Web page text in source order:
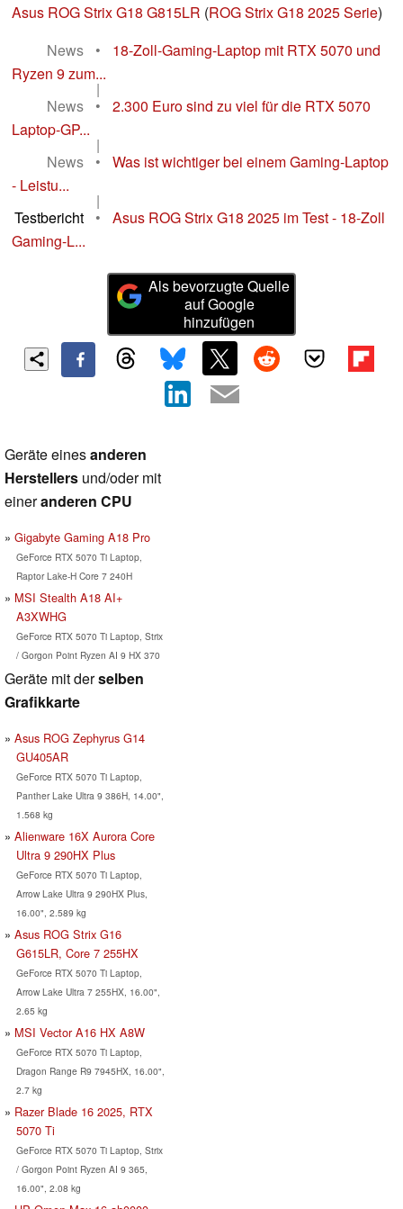
Asus ROG Strix G18 G815LR (ROG Strix G18 2025 Serie)
News
•
18-Zoll-Gaming-Laptop mit RTX 5070 und
Ryzen 9 zum...
|
News
•
2.300 Euro sind zu viel für die RTX 5070
Laptop-GP...
|
News
•
Was ist wichtiger bei einem Gaming-Laptop
- Leistu...
|
Testbericht
•
Asus ROG Strix G18 2025 im Test - 18-Zoll
Gaming-L...
Als bevorzugte Quelle
auf Google
hinzufügen
Geräte einesanderen
Herstellers und/oder mit
eineranderen CPU
Gigabyte Gaming A18 Pro
GeForce RTX 5070 Ti Laptop,
Raptor Lake-H Core 7 240H
MSI Stealth A18 AI+
A3XWHG
GeForce RTX 5070 Ti Laptop, Strix
/ Gorgon Point Ryzen AI 9 HX 370
Geräte mit derselben
Grafikkarte
Asus ROG Zephyrus G14
GU405AR
GeForce RTX 5070 Ti Laptop,
Panther Lake Ultra 9 386H, 14.00",
1.568 kg
Alienware 16X Aurora Core
Ultra 9 290HX Plus
GeForce RTX 5070 Ti Laptop,
Arrow Lake Ultra 9 290HX Plus,
16.00", 2.589 kg
Asus ROG Strix G16
G615LR, Core 7 255HX
GeForce RTX 5070 Ti Laptop,
Arrow Lake Ultra 7 255HX, 16.00",
2.65 kg
MSI Vector A16 HX A8W
GeForce RTX 5070 Ti Laptop,
Dragon Range R9 7945HX, 16.00",
2.7 kg
Razer Blade 16 2025, RTX
5070 Ti
GeForce RTX 5070 Ti Laptop, Strix
/ Gorgon Point Ryzen AI 9 365,
16.00", 2.08 kg